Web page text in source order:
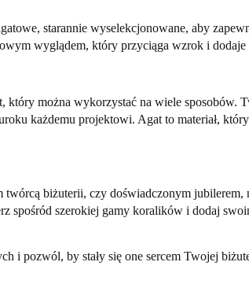
starannie wyselekcjonowane, aby
wyglądem, który przyciąga wzrok i dodaje
który można wykorzystać na wiele sposobów.
każdemu projektowi. Agat to materiał,
twórcą biżuterii, czy doświadczonym jubilerem,
spośród szerokiej gamy koralików i dodaj
i pozwól, by stały się one sercem Twojej